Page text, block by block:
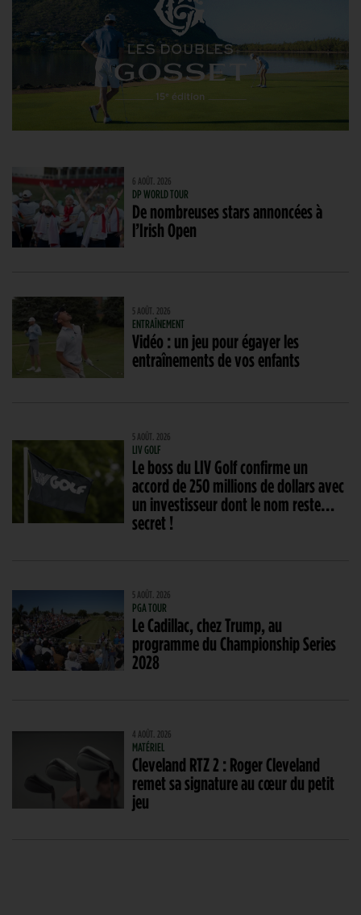
6 AOÛT. 2026
DP WORLD TOUR
De nombreuses stars annoncées à
l’Irish Open
5 AOÛT. 2026
ENTRAÎNEMENT
Vidéo : un jeu pour égayer les
entraînements de vos enfants
5 AOÛT. 2026
LIV GOLF
Le boss du LIV Golf confirme un
accord de 250 millions de dollars avec
un investisseur dont le nom reste…
secret !
5 AOÛT. 2026
PGA TOUR
Le Cadillac, chez Trump, au
programme du Championship Series
2028
4 AOÛT. 2026
MATÉRIEL
Cleveland RTZ 2 : Roger Cleveland
remet sa signature au cœur du petit
jeu